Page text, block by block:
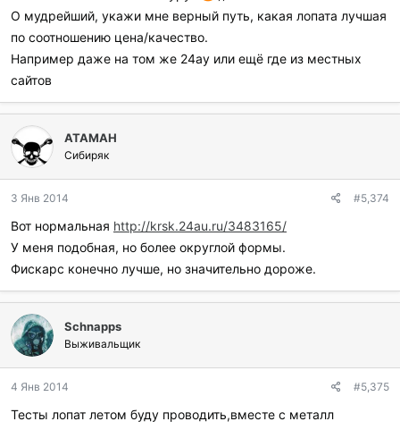
О мудрейший, укажи мне верный путь, какая лопата лучшая
по соотношению цена/качество.
Например даже на том же 24ау или ещё где из местных
сайтов
ATAMAH
Сибиряк
3 Янв 2014 #5,374
Вот нормальная http://krsk.24au.ru/3483165/
У меня подобная, но более округлой формы.
Фискарс конечно лучше, но значительно дороже.
Schnapps
Выживальщик
4 Янв 2014 #5,375
Тесты лопат летом буду проводить,вместе с металл